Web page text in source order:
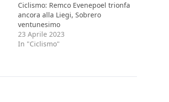
Ciclismo: Remco Evenepoel trionfa
ancora alla Liegi, Sobrero
ventunesimo
23 Aprile 2023
In "Ciclismo"